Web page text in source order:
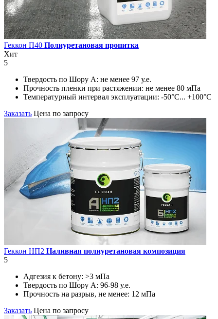
Геккон П40 Полиуретановая пропитка
Хит
5
Твердость по Шору А: не менее 97 у.е.
Прочность пленки при растяжении: не менее 80 мПа
Температурный интервал эксплуатации: -50°С... +100°С
Заказать Цена по запросу
Геккон НП2 Наливная полиуретановая композиция
5
Адгезия к бетону: >3 мПа
Твердость по Шору А: 96-98 у.е.
Прочность на разрыв, не менее: 12 мПа
Заказать Цена по запросу